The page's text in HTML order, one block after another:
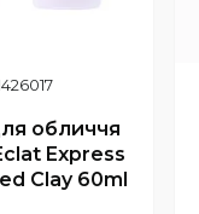
обличчя
Express
Clay 60ml